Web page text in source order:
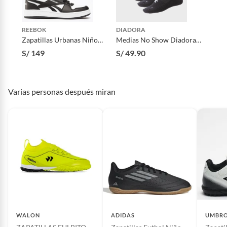
Disciplina
Género Niño
la tela
Incluye Zapatillas
REEBOK
Zapatillas Urbanas Niño
Reebok Royal Prime 2.0
S/ 149
DIADORA
Medias No Show Diadora
Pack X6 Deportivas Unisex
S/ 49.90
Varias personas después miran
WALON ADIDAS